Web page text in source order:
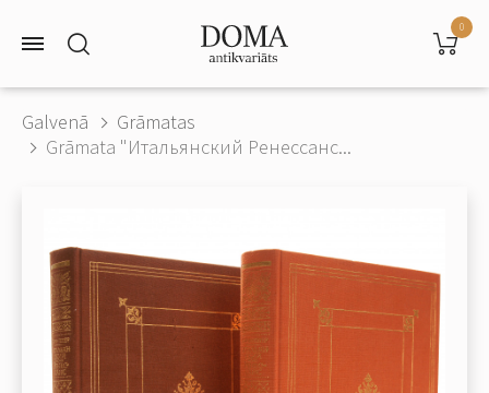
0
Galvenā
Grāmatas
Grāmata "Итальянский Ренессанс...